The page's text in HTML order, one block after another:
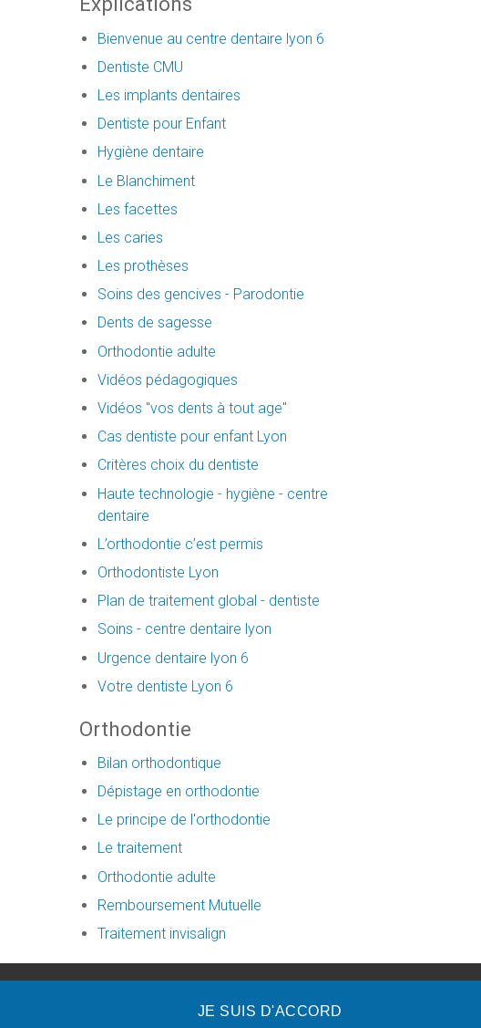
Bienvenue au centre dentaire lyon 6
Dentiste CMU
Les implants dentaires
Dentiste pour Enfant
Hygiène dentaire
Le Blanchiment
Les facettes
Les caries
Les prothèses
Soins des gencives - Parodontie
Dents de sagesse
Orthodontie adulte
Vidéos pédagogiques
Vidéos "vos dents à tout age"
Cas dentiste pour enfant Lyon
Critères choix du dentiste
Haute technologie - hygiène - centre
dentaire
L’orthodontie c’est permis
Orthodontiste Lyon
Plan de traitement global - dentiste
Soins - centre dentaire lyon
Urgence dentaire lyon 6
Votre dentiste Lyon 6
Orthodontie
Bilan orthodontique
Dépistage en orthodontie
Le principe de l'orthodontie
Le traitement
Orthodontie adulte
Remboursement Mutuelle
Traitement invisalign
dentaire créé par
JE SUIS D'ACCORD